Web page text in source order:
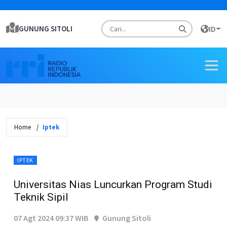
GUNUNG SITOLI ID
Home Iptek
IPTEK
Universitas Nias Luncurkan Program Studi
Teknik Sipil
07 Agt 2024 09:37 WIB
Gunung Sitoli